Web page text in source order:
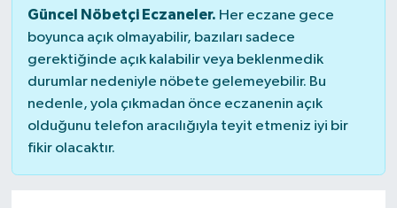
Güncel Nöbetçi Eczaneler. Her eczane gece
boyunca açık olmayabilir, bazıları sadece
gerektiğinde açık kalabilir veya beklenmedik
durumlar nedeniyle nöbete gelemeyebilir. Bu
nedenle, yola çıkmadan önce eczanenin açık
olduğunu telefon aracılığıyla teyit etmeniz iyi bir
fikir olacaktır.